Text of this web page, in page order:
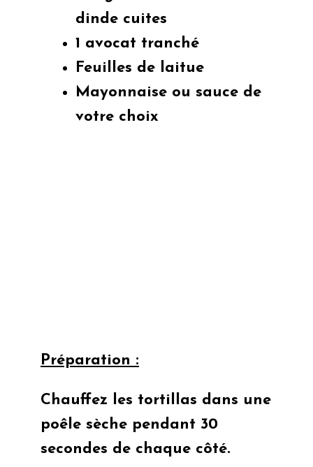
dinde cuites
1 avocat tranché
Feuilles de laitue
Mayonnaise ou sauce de
votre choix
Préparation :
Chauffez les tortillas dans une
poêle sèche pendant 30
secondes de chaque côté.